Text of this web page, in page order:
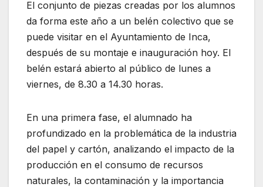
El conjunto de piezas creadas por los alumnos
da forma este año a un belén colectivo que se
puede visitar en el Ayuntamiento de Inca,
después de su montaje e inauguración hoy. El
belén estará abierto al público de lunes a
viernes, de 8.30 a 14.30 horas.
En una primera fase, el alumnado ha
profundizado en la problemática de la industria
del papel y cartón, analizando el impacto de la
producción en el consumo de recursos
naturales, la contaminación y la importancia